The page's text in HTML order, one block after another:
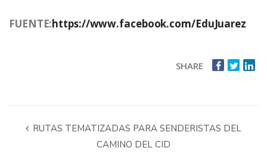
FUENTE:https://www.facebook.com/EduJuarez
SHARE
RUTAS TEMATIZADAS PARA SENDERISTAS DEL
CAMINO DEL CID